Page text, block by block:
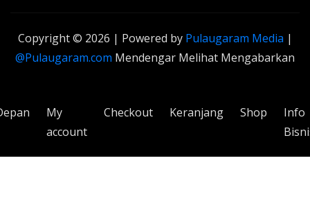
Copyright © 2026 | Powered by Pulaugaram Media |
@Pulaugaram.com Mendengar Melihat Mengabarkan
My
account
Checkout Keranjang Shop
Info